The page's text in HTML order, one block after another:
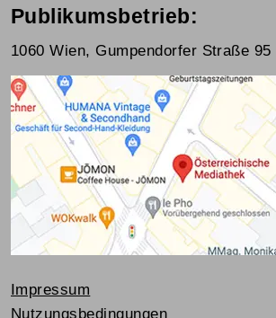
Publikumsbetrieb:
1060 Wien, Gumpendorfer Straße 95
Impressum
Nutzungsbedingungen